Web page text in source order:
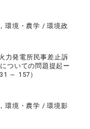
環境・農学 / 環境政
力発電所民事差止訴
ついての問題提起ー
～ 157）
環境・農学 / 環境影